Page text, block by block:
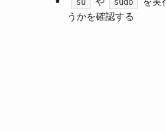
su sudo
うかを確認する